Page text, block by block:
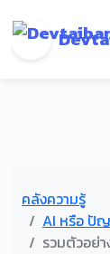
คลังความรู้
AI หรือ ปั
รวมตัวอย่